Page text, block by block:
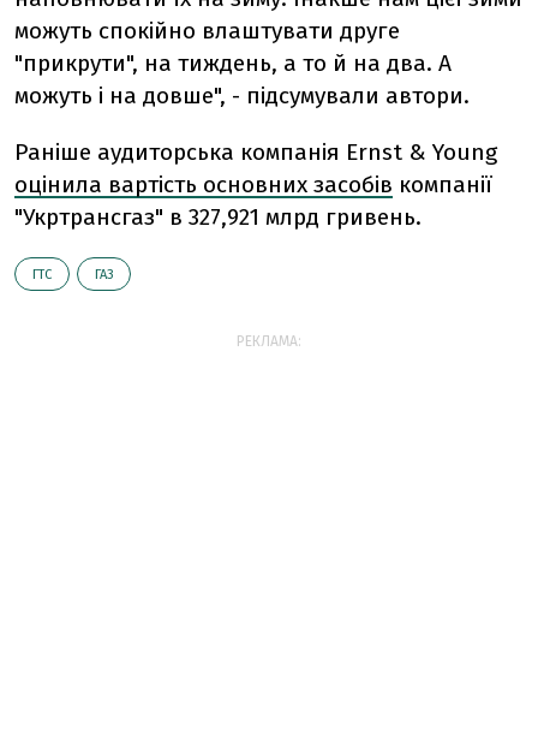
можуть спокійно влаштувати друге
"прикрути", на тиждень, а то й на два. А
можуть і на довше", - підсумували автори.
Раніше аудиторська компанія Ernst & Young
оцінила вартість основних засобів компанії
"Укртрансгаз" в 327,921 млрд гривень.
ГТС ГАЗ
РЕКЛАМА: